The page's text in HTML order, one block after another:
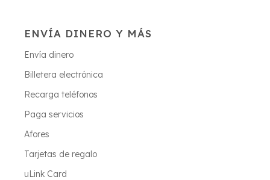
ENVÍA DINERO Y MÁS
Envía dinero
Billetera electrónica
Recarga teléfonos
Paga servicios
Afores
Tarjetas de regalo
uLink Card